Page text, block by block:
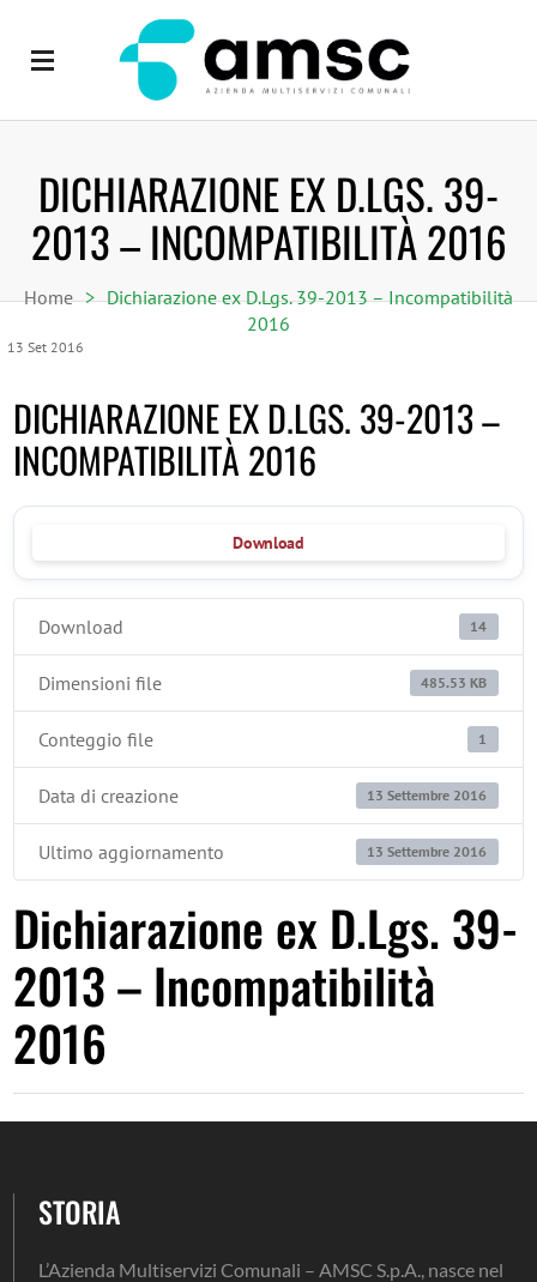
DICHIARAZIONE EX D.LGS. 39-
2013 – INCOMPATIBILITÀ 2016
Home > Dichiarazione ex D.Lgs. 39-2013 – Incompatibilità
2016
13 Set 2016
DICHIARAZIONE EX D.LGS. 39-2013 –
INCOMPATIBILITÀ 2016
Download
Download 14
Dimensioni file 485.53 KB
Conteggio file 1
Data di creazione 13 Settembre 2016
Ultimo aggiornamento 13 Settembre 2016
Dichiarazione ex D.Lgs. 39-
2013 – Incompatibilità
2016
STORIA
L’Azienda Multiservizi Comunali – AMSC S.p.A., nasce nel